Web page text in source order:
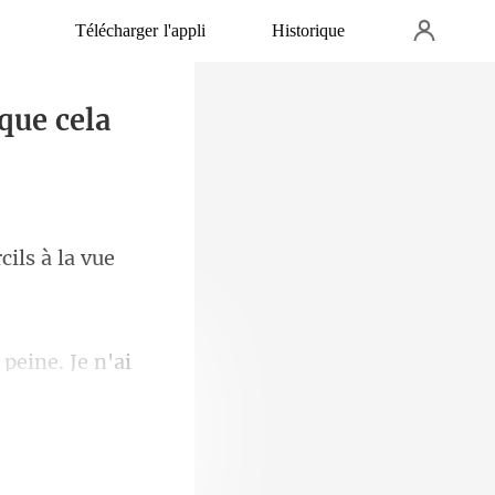
Télécharger l'appli Historique
cela
Je n'ai